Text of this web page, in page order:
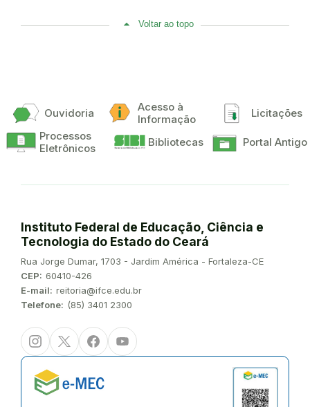
Voltar ao topo
Ouvidoria
Acesso à
Informação
Licitações
Processos
Eletrônicos
Bibliotecas Portal Antigo
Instituto Federal de Educação, Ciência e
Tecnologia do Estado do Ceará
Endereço:
Rua Jorge Dumar, 1703 - Jardim América - Fortaleza-CE
CEP: 60410-426
E-mail: reitoria@ifce.edu.br
Telefone: (85) 3401 2300
InstagramTwitter/XFacebookYoutube